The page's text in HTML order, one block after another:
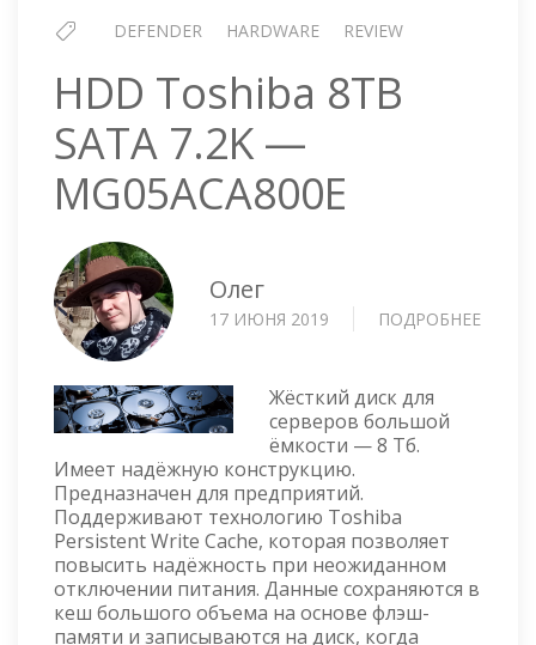
DEFENDER HARDWARE REVIEW
HDD Toshiba 8TB
SATA 7.2K —
MG05ACA800E
Олег
17 ИЮНЯ 2019 ПОДРОБНЕЕ
Жёсткий диск для
серверов большой
ёмкости — 8 Тб.
Имеет надёжную конструкцию.
Предназначен для предприятий.
Поддерживают технологию Toshiba
Persistent Write Cache, которая позволяет
повысить надёжность при неожиданном
отключении питания. Данные сохраняются в
кеш большого объема на основе флэш-
памяти и записываются на диск, когда